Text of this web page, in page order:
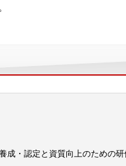
成・認定と資質向上のための